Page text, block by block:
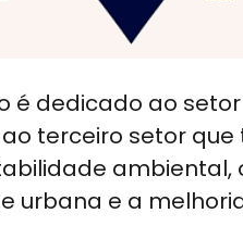
é dedicado ao
terceiro setor
urbana e a